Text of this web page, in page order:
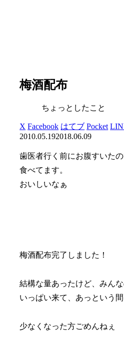
梅酒配布
ちょっとしたこと
X Facebook はてブ Pocket
2010.05.192018.06.09
歯医者行く前にお腹すいた
食べてます。
おいしいなぁ
梅酒配布完了しました！
結構な量あったけど、みん
いっぱい来て、あっという
少なくなった方ごめんねぇ